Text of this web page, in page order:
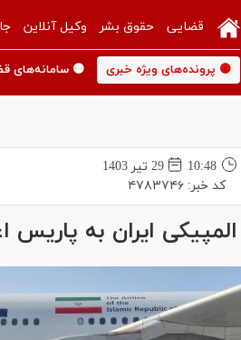
قضایی حقوق بشر وکیل آنلاین
🟡 پرونده‌های ویژه خبری 🟡 سامانه‌های
10:48
29 تير 1403
کد خبر: ۴۷۸۳۷۴۶
ایران به پاریس